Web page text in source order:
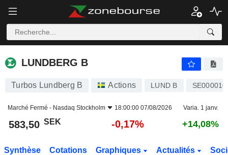
LUNDBERG B
LUNDBERG B
Turbos Lundberg B Actions LUND B
Marché Fermé - Nasdaq Stockholm 18:00:00 07/08/2026 Varia. 1 janv.
583,50 SEK -0,17% +14,08%
Synthèse Cotations Graphiques Actualités